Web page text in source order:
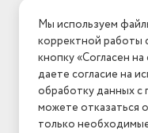
Мы используем
корректной работы
кнопку «Согласен
даете согласие на
обработку данных
можете отказаться
только